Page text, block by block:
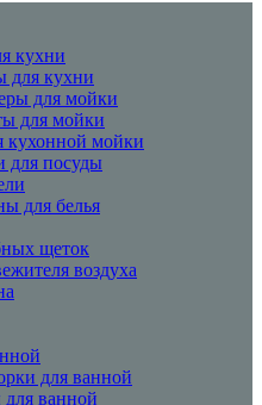
кухни
для кухни
для мойки
для мойки
кухонной мойки
посуды
для белья
щеток
воздуха
для ванной
ванной